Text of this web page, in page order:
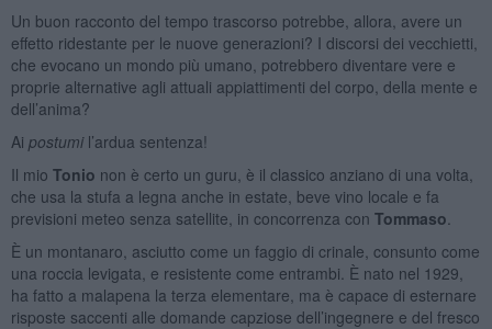
Un buon racconto del tempo trascorso potrebbe, allora, avere un
effetto ridestante per le nuove generazioni? I discorsi dei vecchietti,
che evocano un mondo più umano, potrebbero diventare vere e
proprie alternative agli attuali appiattimenti del corpo, della mente e
dell’anima?
Ai postumil’ardua sentenza!
Il mio Tonio non è certo un guru, è il classico anziano di una volta,
che usa la stufa a legna anche in estate, beve vino locale e fa
previsioni meteo senza satellite, in concorrenza con Tommaso
È un montanaro, asciutto come un faggio di crinale, consunto come
una roccia levigata, e resistente come entrambi. È nato nel 1929,
ha fatto a malapena la terza elementare, ma è capace di esternare
risposte saccenti alle domande capziose dell’ingegnere e del fresco